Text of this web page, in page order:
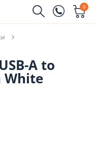
0
A to
White
Купити